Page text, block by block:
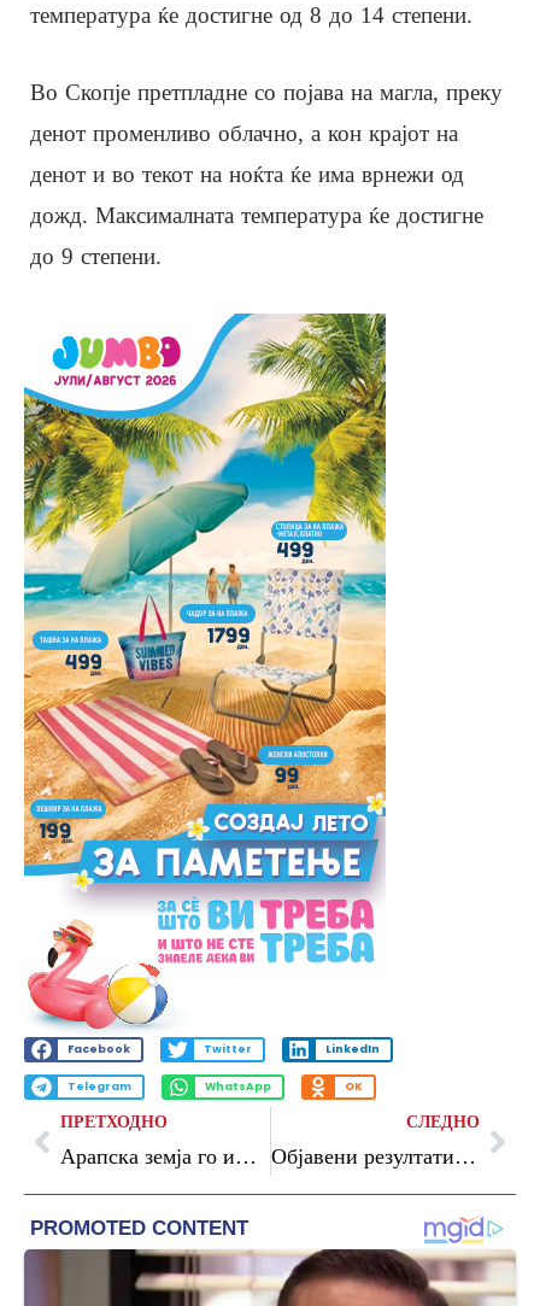
температура ќе достигне од 8 до 14 степени.
Во Скопје претпладне со појава на магла, преку
денот променливо облачно, а кон крајот на
денот и во текот на ноќта ќе има врнежи од
дожд. Максималната температура ќе достигне
до 9 степени.
Facebook Twitter LinkedIn
Telegram WhatsApp OK
ПРЕТХОДНО
Арапска земја го има најмоќниот пасош во светот, а како е рангирана Македонија
СЛЕДНО
Објавени резултатите од пописот во Косово